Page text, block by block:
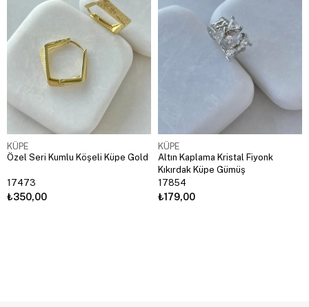
KÜPE
Özel Seri Kumlu Köşeli Küpe Gold
17473
₺350,00
KÜPE
Altın Kaplama Kristal Fiyonk
Kıkırdak Küpe Gümüş
17854
₺179,00